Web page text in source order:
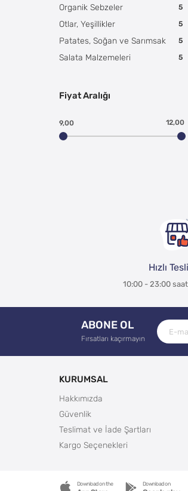
Organik Sebzeler 5
Otlar, Yeşillikler 5
Patates, Soğan ve Sarımsak 5
Salata Malzemeleri 5
Fiyat Aralığı
9,00 12,00
Hızlı
10:00 - 23:00
ABONE OL
Fırsatları kaçırmayın
KURUMSAL
Hakkımızda
Güvenlik
Teslimat ve İade Şartları
Kargo Seçenekleri
Download on the Download on